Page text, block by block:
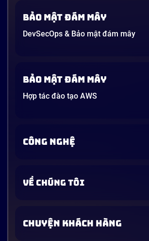
Bảo mật đám mây
DevSecOps & Bảo mật đám mây
Bảo mật đám mây
Hợp tác đào tạo AWS
CÔNG NGHỆ
VỀ CHÚNG TÔI
CHUYỆN KHÁCH HÀNG